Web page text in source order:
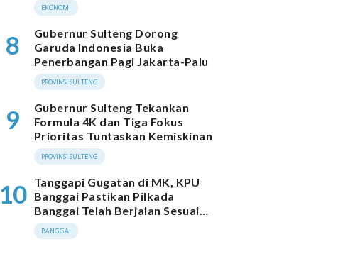
EKONOMI
8
Gubernur Sulteng Dorong
Garuda Indonesia Buka
Penerbangan Pagi Jakarta-Palu
PROVINSI SULTENG
9
Gubernur Sulteng Tekankan
Formula 4K dan Tiga Fokus
Prioritas Tuntaskan Kemiskinan
PROVINSI SULTENG
10 Tanggapi Gugatan di MK, KPU
Banggai Pastikan Pilkada
Banggai Telah Berjalan Sesuai
Tahapan
BANGGAI